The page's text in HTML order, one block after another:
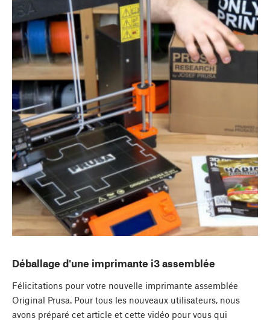
Déballage d'une imprimante i3 assemblée
Félicitations pour votre nouvelle imprimante assemblée
Original Prusa. Pour tous les nouveaux utilisateurs, nous
avons préparé cet article et cette vidéo pour vous qui